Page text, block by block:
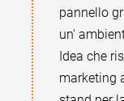
pannello
un'
Idea che
marketing